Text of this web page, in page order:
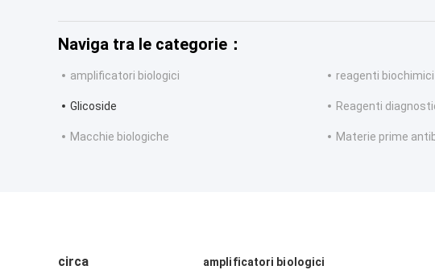
Naviga tra le categorie：
amplificatori biologici reagenti biochimici
Glicoside Reagenti
Macchie biologiche Materie prime
circa amplificatori biologici